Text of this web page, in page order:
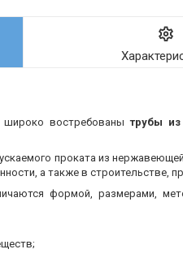
широко востребованытрубы
проката из
а также в строительстве,
формой, размерами,